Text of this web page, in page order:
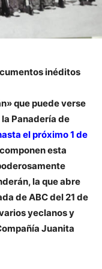
inéditos
que puede verse
la Panadería de
el próximo 1 de
esta
la que abre
de ABC del 21 de
yeclanos y
Juanita